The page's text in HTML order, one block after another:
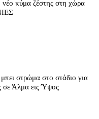
νέο κύμα ζέστης στη χώρα
στρώμα στο στάδιο για
σε Άλμα εις Ύψος